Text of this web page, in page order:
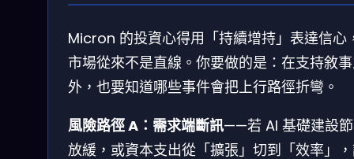
Micron 的投資心得用「持續增持」表達信心
市場從來不是直線。你要做的是：在支持敘
外，也要知道哪些事件會把上行路徑折彎。
風險路徑 A：需求端斷訊——若 AI 基礎建設
放緩，或資本支出從「擴張」切到「效率」